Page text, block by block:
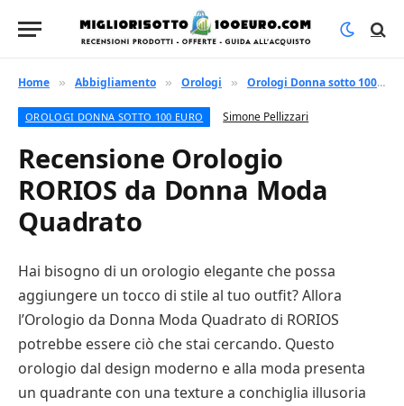
Home » Abbigliamento » Orologi » Orologi Donna sotto 100 euro
OROLOGI DONNA SOTTO 100 EURO Simone Pellizzari
Recensione Orologio
RORIOS da Donna Moda
Quadrato
Hai bisogno di un orologio elegante che possa
aggiungere un tocco di stile al tuo outfit? Allora
l’Orologio da Donna Moda Quadrato di RORIOS
potrebbe essere ciò che stai cercando. Questo
orologio dal design moderno e alla moda presenta
un quadrante con una texture a conchiglia illusoria